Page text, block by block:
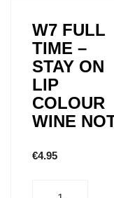
W7 FULL
TIME –
STAY ON
LIP
COLOUR
WINE
€4.95